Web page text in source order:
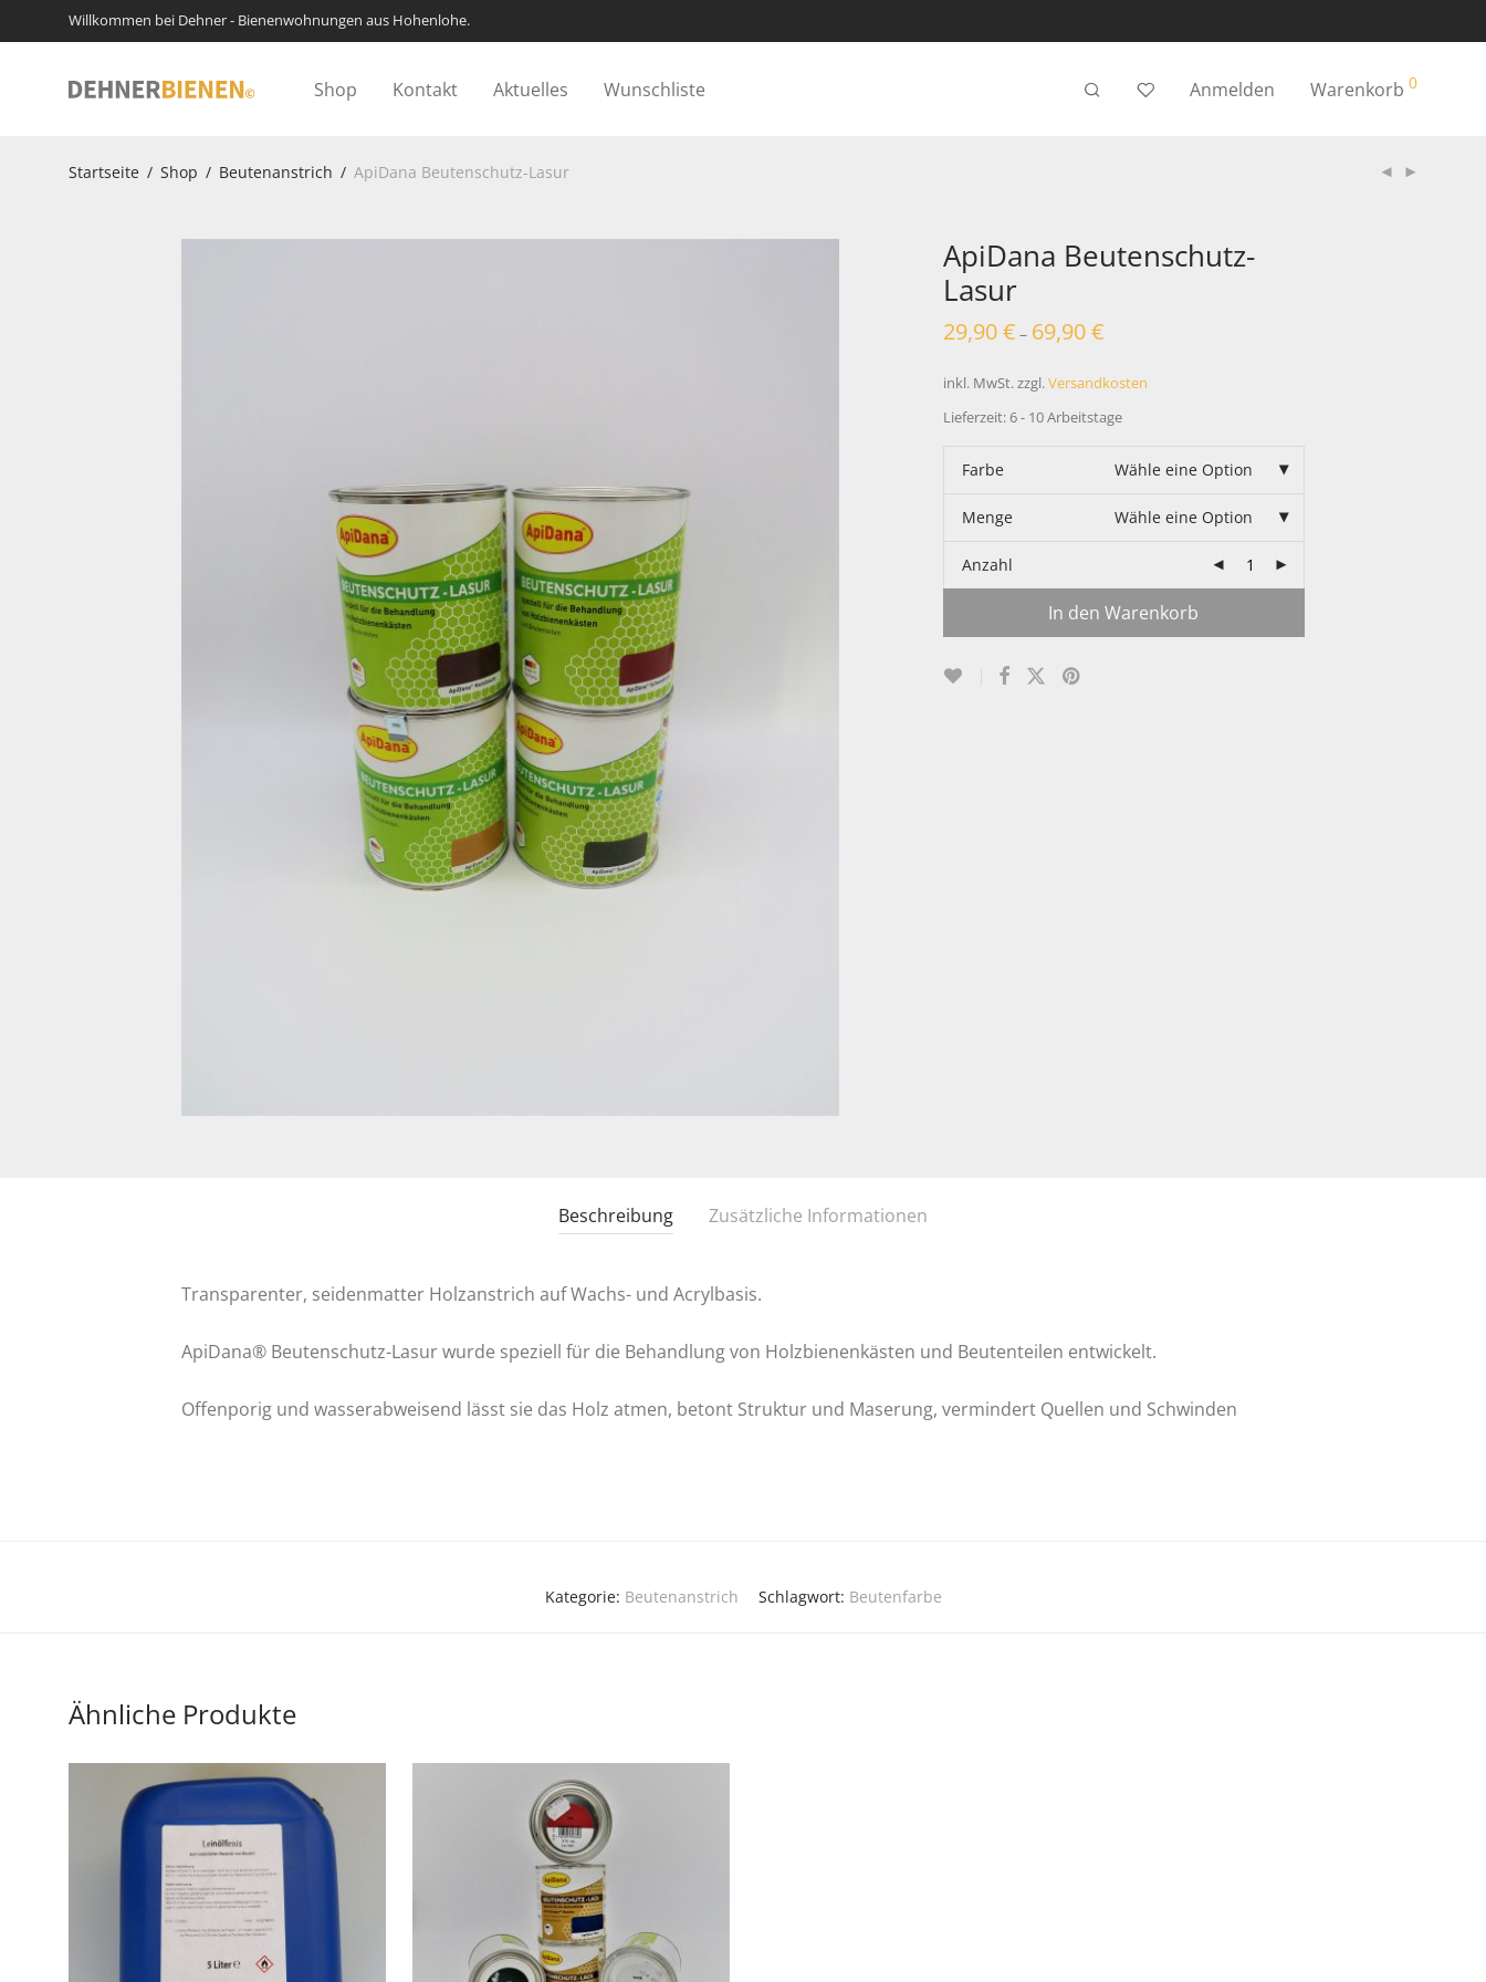
Willkommen bei Dehner - Bienenwohnungen aus Hohenlohe.
Shop Kontakt Aktuelles Wunschliste Anmelden Warenkorb 0
Startseite / Shop / Beutenanstrich / ApiDana Beutenschutz-Lasur
ApiDana Beutenschutz-
Lasur
29,90€– 69,90€
inkl. MwSt.zzgl.Versandkosten
Lieferzeit:6 - 10 Arbeitstage
Farbe Wähle eine Option
Menge Wähle eine Option
Anzahl
In den Warenkorb
Beschreibung Zusätzliche Informationen
Transparenter, seidenmatter Holzanstrich auf Wachs- und Acrylbasis.
ApiDana® Beutenschutz-Lasur wurde speziell für die Behandlung von Holzbienenkästen und Beutenteilen entwickelt.
Offenporig und wasserabweisend lässt sie das Holz atmen, betont Struktur und Maserung, vermindert Quellen und Schwinden
Kategorie: Beutenanstrich Schlagwort: Beutenfarbe
Ähnliche Produkte